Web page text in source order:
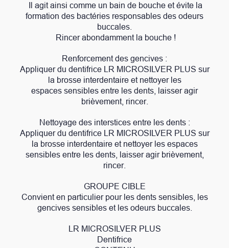
Il agit ainsi comme un bain de bouche et évite la
formation des bactéries responsables des odeurs
buccales.
Rincer abondamment la bouche !
Renforcement des gencives :
Appliquer du dentifrice LR MICROSILVER PLUS sur
la brosse interdentaire et nettoyer les
espaces sensibles entre les dents, laisser agir
brièvement, rincer.
Nettoyage des interstices entre les dents :
Appliquer du dentifrice LR MICROSILVER PLUS sur
la brosse interdentaire et nettoyer les espaces
sensibles entre les dents, laisser agir brièvement,
rincer.
GROUPE CIBLE
Convient en particulier pour les dents sensibles, les
gencives sensibles et les odeurs buccales.
LR MICROSILVER PLUS
Dentifrice